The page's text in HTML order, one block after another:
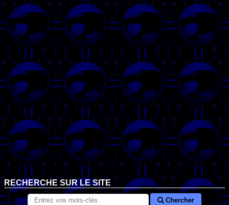
RECHERCHE SUR LE SITE
Chercher